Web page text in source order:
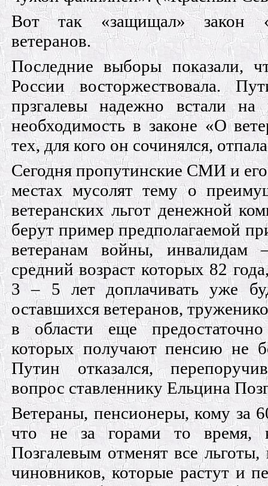
Вот так «защищал» закон
ветеранов.
Последние выборы показали,
России вос­торжествовала.
прзгалевы надежно встали
необходимость в законе «О
тех, для кого он сочинялся,
Сегодня пропутинские СМИ и
местах му­солят тему о
ветеранских льгот денеж­ной
берут пример предполагаемой
ветеранам войны, инвалидам
средний возраст которых 82
3 – 5 лет доплачивать уже
оставшихся ветеранов,
в области еще
которых полу­чают пенсию не
Путин отказался,
вопрос ставленнику Ельцина
Ветераны, пенсионеры, кому за
что не за горами то время,
Позгалевым отменят все льго­ты,
чиновников, которые растут и